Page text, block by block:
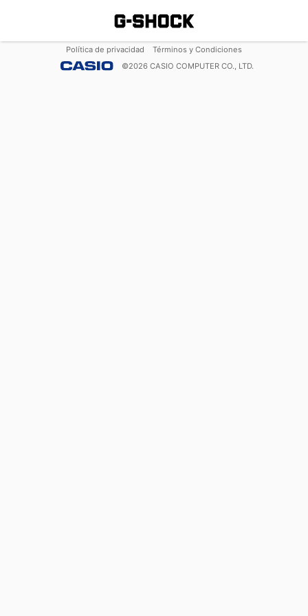
Política de privacidad
Términos y Condiciones
©2026 CASIO COMPUTER CO., LTD.